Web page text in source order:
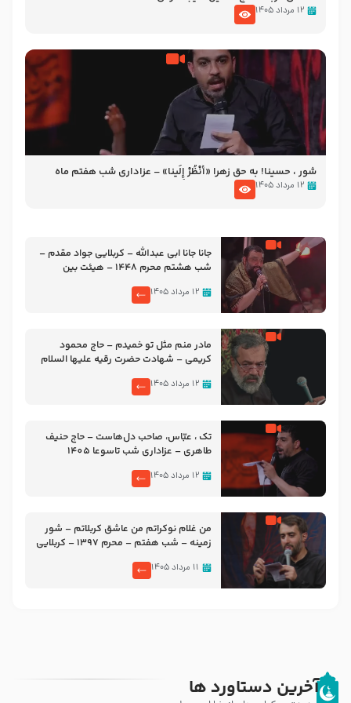
۱۲ مرداد ۱۴۰۵
شور ، حسینا! به‌ حق زهرا «أُنْظُرْ إِلَینا» – عزاداری شب هفتم ماه
محرّم 1405
۱۲ مرداد ۱۴۰۵
جانا جانا ابی عبدالله – کربلایی جواد مقدم –
شب هشتم محرم 1448 – هیئت بین
۱۲ مرداد ۱۴۰۵
مادر منم مثل تو خمیدم – حاج محمود
کریمی – شهادت حضرت رقیه علیها السلام
۱۲ مرداد ۱۴۰۵
تک ، عبّاس، صاحب دل‌هاست – حاج حنیف
طاهری – عزاداری شب تاسوعا 1405
۱۲ مرداد ۱۴۰۵
من غلام نوکراتم من عاشق کربلاتم – شور
زمینه – شب هفتم – محرم 1397 – کربلایی
۱۱ مرداد ۱۴۰۵
آخرین دستاورد ها